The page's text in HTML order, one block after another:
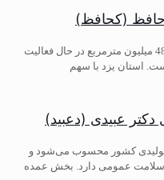
(کحافظ)
در ایران تقریبا 150 کارخانه تولیدی با تولید 480 میلیون مترمربع در حال فعالیت
دکتر عبیدی (دعبید)
کشور محسوب می‌شود و
سلامت عمومی دارد. بخش عمده